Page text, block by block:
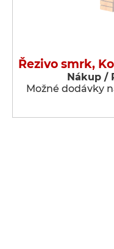
Řezivo smrk,
Nákup /
Možné dodávky